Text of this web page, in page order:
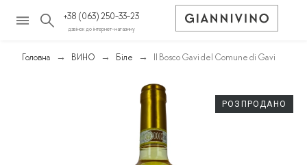
+38 (063) 250-33-23
дзвінок до інтернет-магазину
Головна ВИНО Біле Il Bosco Gavi del Comune di Gavi
РОЗПРОДАНО